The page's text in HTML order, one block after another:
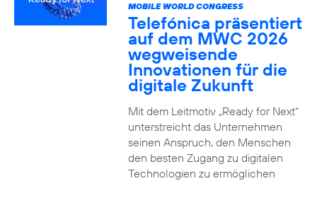
MOBILE WORLD CONGRESS
Telefónica präsentiert
auf dem MWC 2026
wegweisende
Innovationen für die
digitale Zukunft
Mit dem Leitmotiv „Ready for Next“
unterstreicht das Unternehmen
seinen Anspruch, den Menschen
den besten Zugang zu digitalen
Technologien zu ermöglichen